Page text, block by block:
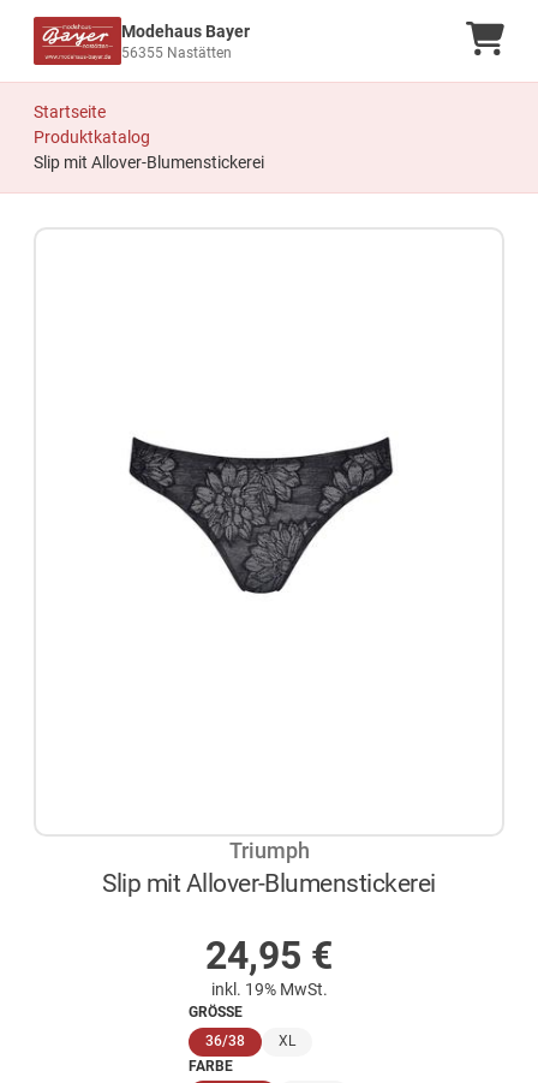
Modehaus Bayer
56355 Nastätten
Startseite
Produktkatalog
Slip mit Allover-Blumenstickerei
Triumph
Slip mit Allover-Blumenstickerei
24,95 €
inkl. 19% MwSt.
GRÖSSE
36/38(ausgewählt)
XL
FARBE